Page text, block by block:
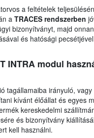
a feltételek
aTRACES rendszerben
bizonyítványt, majd
és hatósági
INTRA modul
tagállamaiba irányuló,
kívánt élőállat és egyes
kereskedelmi
és bizonyítvány
kell használni.